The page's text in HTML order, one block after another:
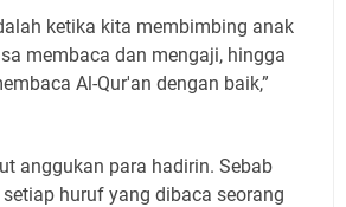
ketika kita membimbing anak
membaca dan mengaji, hingga
Al-Qur'an dengan baik,”
anggukan para hadirin. Sebab
huruf yang dibaca seorang